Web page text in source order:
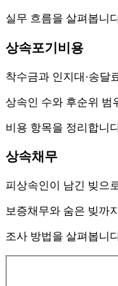
실무 흐름을 살펴봅니
상속포기비용
착수금과 인지대·송달
상속인 수와 후순위 범
비용 항목을 정리합니
상속채무
피상속인이 남긴 빚으
보증채무와 숨은 빚까
조사 방법을 살펴봅니